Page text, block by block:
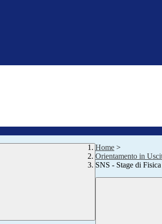
Home >
Orientamento in
SNS - Stage di Fisica